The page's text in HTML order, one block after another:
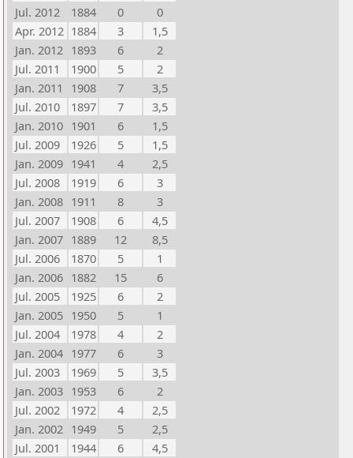
Jul. 2012
1884 0
0
Apr. 2012 1884 3
1,5
Jan. 2012 1893 6
2
Jul. 2011
1900 5
2
Jan. 2011
1908 7
3,5
Jul. 2010
1897 7
3,5
Jan. 2010 1901 6
1,5
Jul. 2009
1926 5
1,5
Jan. 2009 1941 4
2,5
Jul. 2008
1919 6
3
Jan. 2008 1911 8
3
Jul. 2007
1908 6
4,5
Jan. 2007 1889 12
8,5
Jul. 2006
1870 5
1
Jan. 2006 1882 15
6
Jul. 2005
1925 6
2
Jan. 2005 1950 5
1
Jul. 2004
1978 4
2
Jan. 2004 1977 6
3
Jul. 2003
1969 5
3,5
Jan. 2003 1953 6
2
Jul. 2002
1972 4
2,5
Jan. 2002 1949 5
2,5
Jul. 2001
1944 6
4,5